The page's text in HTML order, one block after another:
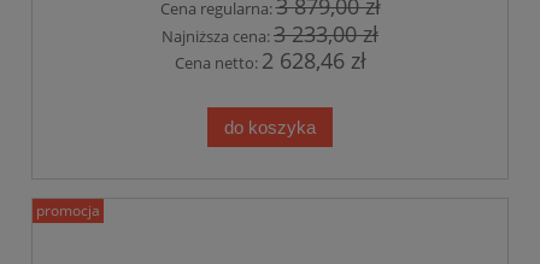
Cena regularna:3 879,00 zł
Najniższa cena:3 233,00 zł
Cena netto: 2 628,46 zł
do koszyka
promocja